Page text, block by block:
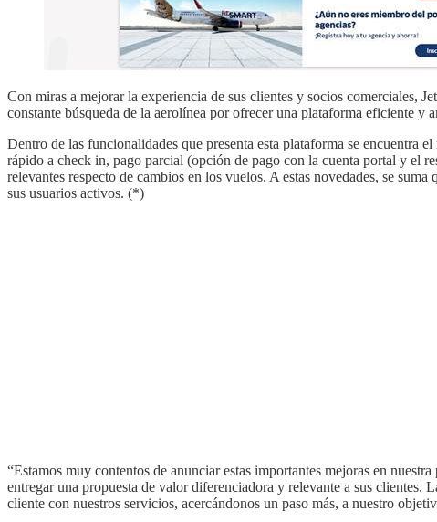
Con miras a mejorar la experiencia de sus clientes y socios comerciales,
constante búsqueda de la aerolínea por ofrecer una plataforma eficiente y
Dentro de las funcionalidades que presenta esta plataforma se encuentra
rápido a check in, pago parcial (opción de pago con la cuenta portal y el
relevantes respecto de cambios en los vuelos. A estas novedades, se
sus usuarios activos. (*)
“Estamos muy contentos de anunciar estas importantes mejoras en
entregar una propuesta de valor diferenciadora y relevante a sus clientes.
cliente con nuestros servicios, acercándonos un paso más, a nuestro